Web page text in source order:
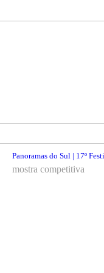
Panoramas do Sul | 17º
mostra competitiva